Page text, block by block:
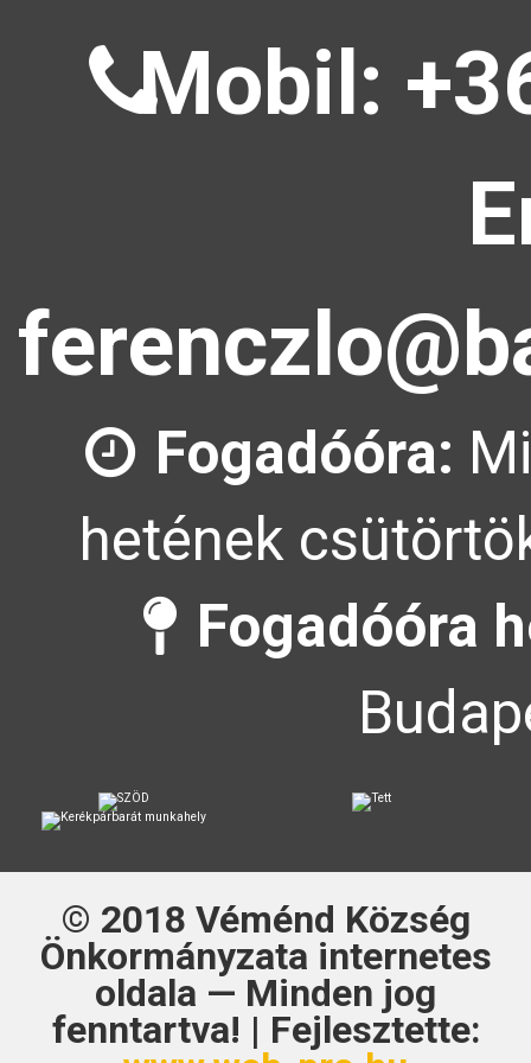
Mobil:
Fogadóóra:
hetének
Fogadóóra
© 2018 Véménd Község
Önkormányzata internetes
oldala — Minden jog
fenntartva! | Fejlesztette: